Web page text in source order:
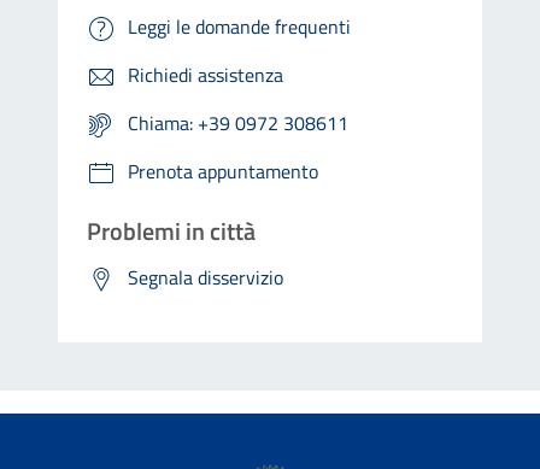
Leggi le domande frequenti
Richiedi assistenza
Chiama: +39 0972 308611
Prenota appuntamento
Problemi in città
Segnala disservizio